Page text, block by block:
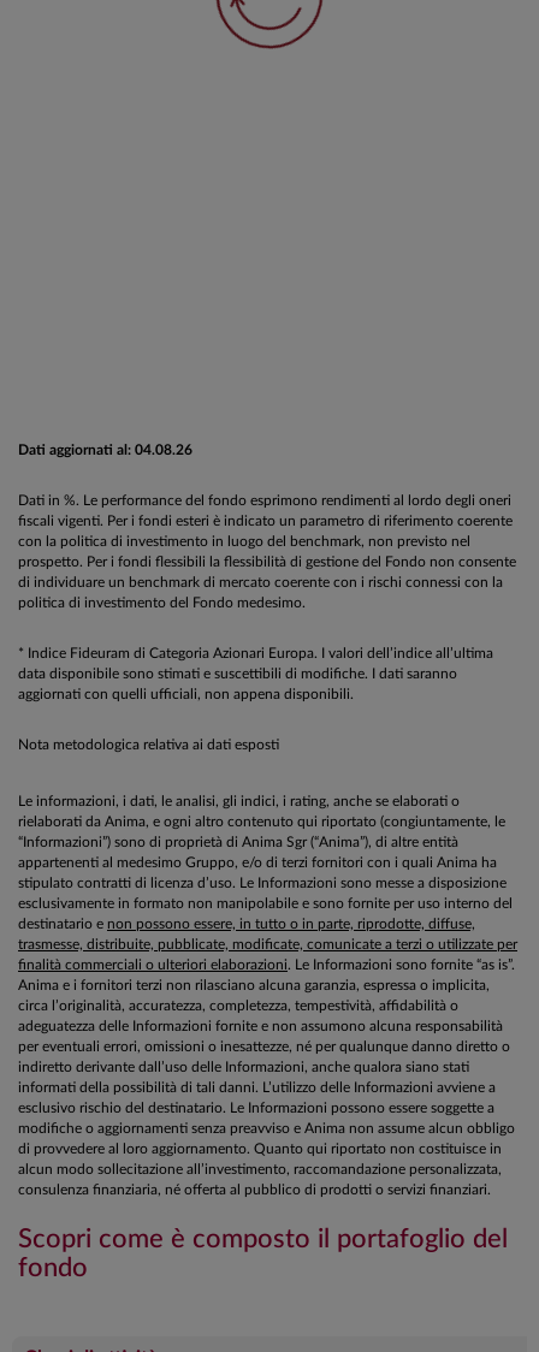
Dati aggiornati al: 04.08.26
Dati in %. Le performance del fondo esprimono rendimenti al lordo degli oneri
fiscali vigenti. Per i fondi esteri è indicato un parametro di riferimento coerente
con la politica di investimento in luogo del benchmark, non previsto nel
prospetto. Per i fondi flessibili la flessibilità di gestione del Fondo non consente
di individuare un benchmark di mercato coerente con i rischi connessi con la
politica di investimento del Fondo medesimo.
* Indice Fideuram di Categoria Azionari Europa. I valori dell’indice all’ultima
data disponibile sono stimati e suscettibili di modifiche. I dati saranno
aggiornati con quelli ufficiali, non appena disponibili.
Nota metodologica relativa ai dati esposti
Le informazioni, i dati, le analisi, gli indici, i rating, anche se elaborati o
rielaborati da Anima, e ogni altro contenuto qui riportato (congiuntamente, le
“Informazioni”) sono di proprietà di Anima Sgr (“Anima”), di altre entità
appartenenti al medesimo Gruppo, e/o di terzi fornitori con i quali Anima ha
stipulato contratti di licenza d’uso. Le Informazioni sono messe a disposizione
esclusivamente in formato non manipolabile e sono fornite per uso interno del
destinatario e non possono essere, in tutto o in parte, riprodotte, diffuse,
trasmesse, distribuite, pubblicate, modificate, comunicate a terzi o utilizzate per
finalità commerciali o ulteriori elaborazioni. Le Informazioni sono fornite “as is”.
Anima e i fornitori terzi non rilasciano alcuna garanzia, espressa o implicita,
circa l’originalità, accuratezza, completezza, tempestività, affidabilità o
adeguatezza delle Informazioni fornite e non assumono alcuna responsabilità
per eventuali errori, omissioni o inesattezze, né per qualunque danno diretto o
indiretto derivante dall’uso delle Informazioni, anche qualora siano stati
informati della possibilità di tali danni. L’utilizzo delle Informazioni avviene a
esclusivo rischio del destinatario. Le Informazioni possono essere soggette a
modifiche o aggiornamenti senza preavviso e Anima non assume alcun obbligo
di provvedere al loro aggiornamento. Quanto qui riportato non costituisce in
alcun modo sollecitazione all’investimento, raccomandazione personalizzata,
consulenza finanziaria, né offerta al pubblico di prodotti o servizi finanziari.
Scopri come è composto il portafoglio del
fondo